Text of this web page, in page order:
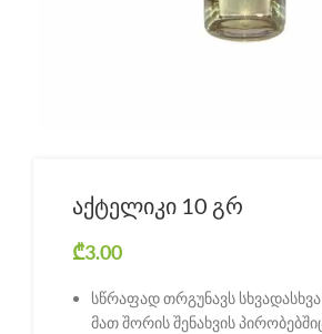
აქტელიკი 10 გრ
₾3.00
სწრაფად თრგუნავს
მათ შორის შენახვის